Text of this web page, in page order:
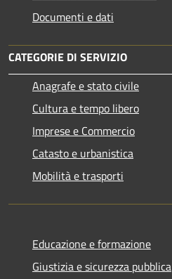
Documenti e dati
CATEGORIE DI SERVIZIO
Anagrafe e stato civile
Cultura e tempo libero
Imprese e Commercio
Catasto e urbanistica
Mobilità e trasporti
Educazione e formazione
Giustizia e sicurezza pubblica